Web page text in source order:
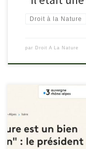
Droit à la Nature
par Droit A La Nature
Lire l’article de France
rhone-alpes/isere/la-